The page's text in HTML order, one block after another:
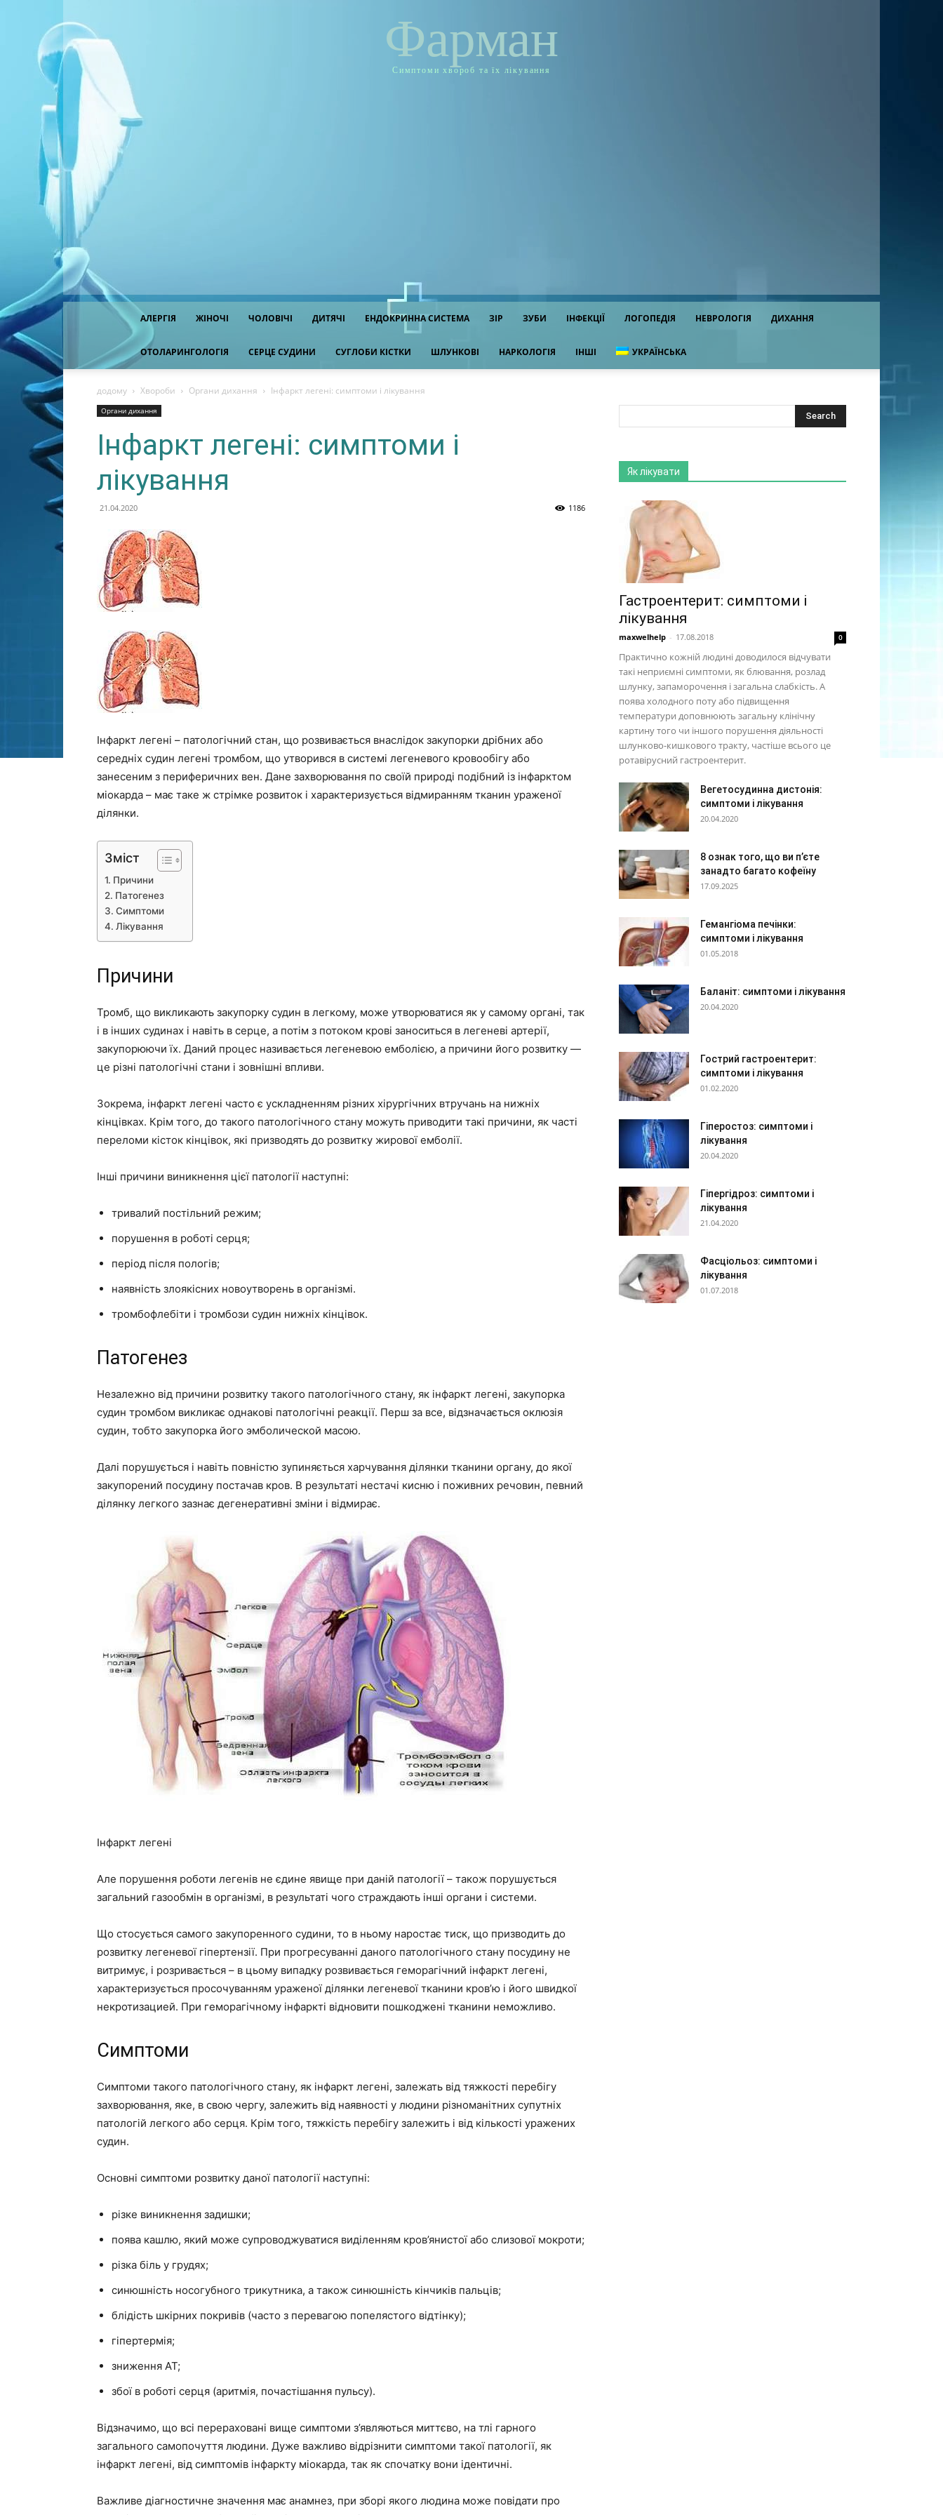
Фарман
Симптоми хвороб та їх лікування
АЛЕРГІЯ ЖІНОЧІ ЧОЛОВІЧІ ДИТЯЧІ ЕНДОКРИННА СИСТЕМА ЗІР ЗУБИ ІНФЕКЦІЇ ЛОГОПЕДІЯ НЕВРОЛОГІЯ ДИХАННЯ
ОТОЛАРИНГОЛОГІЯ СЕРЦЕ СУДИНИ СУГЛОБИ КІСТКИ ШЛУНКОВІ НАРКОЛОГІЯ ІНШІ УКРАЇНСЬКА
додому Хвороби Органи дихання Інфаркт легені: симптоми і лікування
Органи дихання
Інфаркт легені: симптоми і
лікування
21.04.2020 1186
Інфаркт легені – патологічний стан, що розвивається внаслідок закупорки дрібних або
середніх судин легені тромбом, що утворився в системі легеневого кровообігу або
занесеним з периферичних вен. Дане захворювання по своїй природі подібний із інфарктом
міокарда – має таке ж стрімке розвиток і характеризується відмиранням тканин ураженої
ділянки.
Зміст
Причини
Патогенез
Симптоми
Лікування
Причини
Тромб, що викликають закупорку судин в легкому, може утворюватися як у самому органі, так
і в інших судинах і навіть в серце, а потім з потоком крові заноситься в легеневі артерії,
закупорюючи їх. Даний процес називається легеневою емболією, а причини його розвитку —
це різні патологічні стани і зовнішні впливи.
Зокрема, інфаркт легені часто є ускладненням різних хірургічних втручань на нижніх
кінцівках. Крім того, до такого патологічного стану можуть приводити такі причини, як часті
переломи кісток кінцівок, які призводять до розвитку жирової емболії.
Інші причини виникнення цієї патології наступні:
тривалий постільний режим;
порушення в роботі серця;
період після пологів;
наявність злоякісних новоутворень в організмі.
тромбофлебіти і тромбози судин нижніх кінцівок.
Патогенез
Незалежно від причини розвитку такого патологічного стану, як інфаркт легені, закупорка
судин тромбом викликає однакові патологічні реакції. Перш за все, відзначається оклюзія
судин, тобто закупорка його эмболической масою.
Далі порушується і навіть повністю зупиняється харчування ділянки тканини органу, до якої
закупорений посудину постачав кров. В результаті нестачі кисню і поживних речовин, певний
ділянку легкого зазнає дегенеративні зміни і відмирає.
Інфаркт легені
Але порушення роботи легенів не єдине явище при даній патології – також порушується
загальний газообмін в організмі, в результаті чого страждають інші органи і системи.
Що стосується самого закупоренного судини, то в ньому наростає тиск, що призводить до
розвитку легеневої гіпертензії. При прогресуванні даного патологічного стану посудину не
витримує, і розривається – в цьому випадку розвивається геморагічний інфаркт легені,
характеризується просочуванням ураженої ділянки легеневої тканини кров’ю і його швидкої
некротизацией. При геморагічному інфаркті відновити пошкоджені тканини неможливо.
Симптоми
Симптоми такого патологічного стану, як інфаркт легені, залежать від тяжкості перебігу
захворювання, яке, в свою чергу, залежить від наявності у людини різноманітних супутніх
патологій легкого або серця. Крім того, тяжкість перебігу залежить і від кількості уражених
судин.
Основні симптоми розвитку даної патології наступні:
різке виникнення задишки;
поява кашлю, який може супроводжуватися виділенням кров’янистої або слизової мокроти;
різка біль у грудях;
синюшність носогубного трикутника, а також синюшність кінчиків пальців;
блідість шкірних покривів (часто з перевагою попелястого відтінку);
гіпертермія;
зниження АТ;
збої в роботі серця (аритмія, почастішання пульсу).
Відзначимо, що всі перераховані вище симптоми з’являються миттєво, на тлі гарного
загального самопочуття людини. Дуже важливо відрізнити симптоми такої патології, як
інфаркт легені, від симптомів інфаркту міокарда, так як спочатку вони ідентичні.
Важливе діагностичне значення має анамнез, при зборі якого людина може повідати про
Як лікувати
Гастроентерит: симптоми і
лікування
maxwelhelp - 17.08.2018 0
Практично кожній людині доводилося відчувати
такі неприємні симптоми, як блювання, розлад
шлунку, запаморочення і загальна слабкість. А
поява холодного поту або підвищення
температури доповнюють загальну клінічну
картину того чи іншого порушення діяльності
шлунково-кишкового тракту, частіше всього це
ротавірусний гастроентерит.
Вегетосудинна дистонія:
симптоми і лікування
20.04.2020
8 ознак того, що ви п’єте
занадто багато кофеїну
17.09.2025
Гемангіома печінки:
симптоми і лікування
01.05.2018
Баланіт: симптоми і лікування
20.04.2020
Гострий гастроентерит:
симптоми і лікування
01.02.2020
Гіперостоз: симптоми і
лікування
20.04.2020
Гіпергідроз: симптоми і
лікування
21.04.2020
Фасціольоз: симптоми і
лікування
01.07.2018